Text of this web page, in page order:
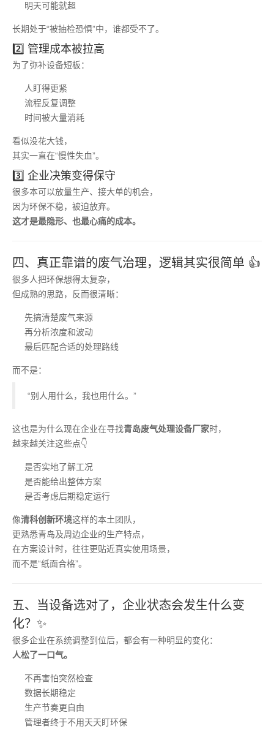
明天可能就超
长期处于“被抽检恐惧”中，谁都受不了。
2️⃣ 管理成本被拉高
为了弥补设备短板：
人盯得更紧
流程反复调整
时间被大量消耗
看似没花大钱，
其实一直在“慢性失血”。
3️⃣ 企业决策变得保守
很多本可以放量生产、接大单的机会，
因为环保不稳，被迫放弃。
这才是最隐形、也最心痛的成本。
四、真正靠谱的废气治理，逻辑其实很简单 👍
很多人把环保想得太复杂，
但成熟的思路，反而很清晰：
先搞清楚废气来源
再分析浓度和波动
最后匹配合适的处理路线
而不是：
“别人用什么，我也用什么。”
这也是为什么现在企业在寻找青岛废气处理设备厂家时，
越来越关注这些点👇
是否实地了解工况
是否能给出整体方案
是否考虑后期稳定运行
像清科创新环境这样的本土团队，
更熟悉青岛及周边企业的生产特点，
在方案设计时，往往更贴近真实使用场景，
而不是“纸面合格”。
五、当设备选对了，企业状态会发生什么变
化？✨
很多企业在系统调整到位后，都会有一种明显的变化：
人松了一口气。
不再害怕突然检查
数据长期稳定
生产节奏更自由
管理者终于不用天天盯环保